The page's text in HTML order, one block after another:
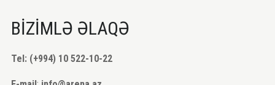
BİZİMLƏ ƏLAQƏ
Tel: (+994) 10 522-10-22